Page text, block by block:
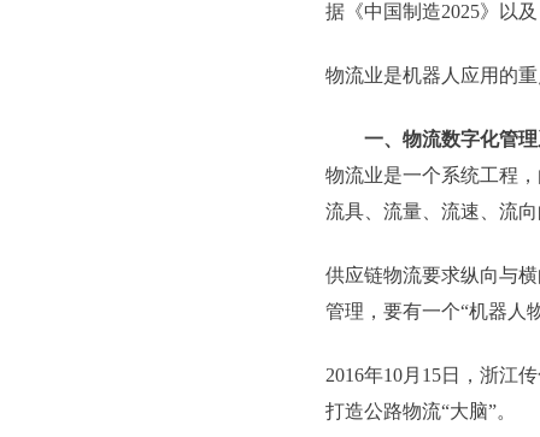
据《中国制造2025》以
物流业是机器人应用的
一、物流数字化管
物流业是一个系统工程
流具、流量、流速、流
供应链物流要求纵向与
管理，要有一个“机器人
2016年10月15日，浙江
打造公路物流“大脑”。